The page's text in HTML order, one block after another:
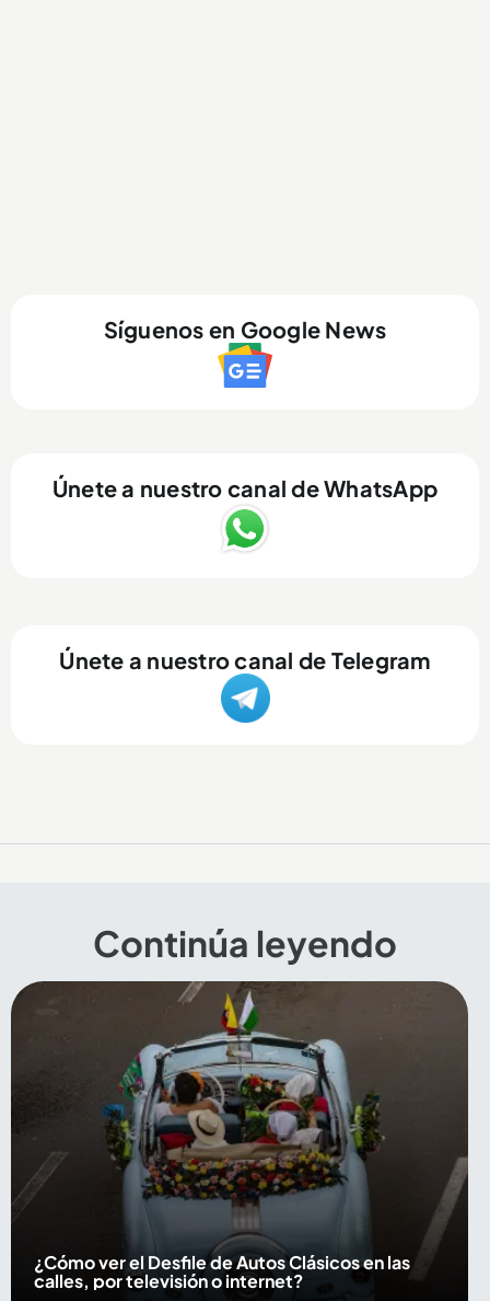
Síguenos en Google News
Únete a nuestro canal de WhatsApp
Únete a nuestro canal de Telegram
Continúa leyendo
¿Cómo ver el Desfile de Autos Clásicos en las
calles, por televisión o internet?